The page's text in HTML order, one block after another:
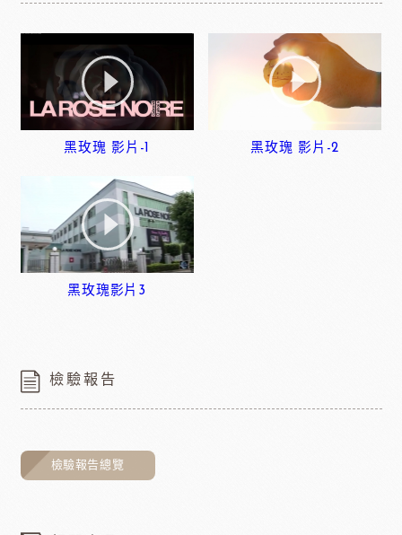
黑玫瑰 影片-1 黑玫瑰 影片-2
黑玫瑰影片3
檢驗報告
檢驗報告總覽